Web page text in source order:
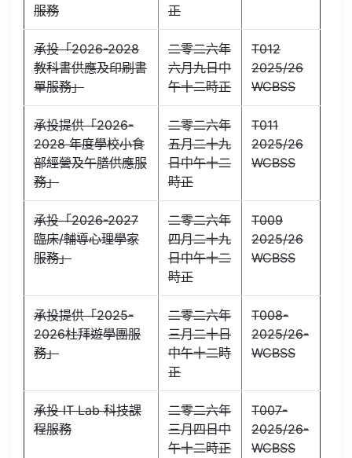
服務
正
承投「2026-2028
教科書供應及印刷書
單服務」
二零二六年
六月九日中
午十二時正
T012
2025/26
WCBSS
承投提供「2026-
2028 年度學校小食
部經營及午膳供應服
務」
二零二六年
五月二十九
日中午十二
時正
T011
2025/26
WCBSS
承投「2026-2027
臨床/輔導心理學家
服務」
二零二六年
四月二十九
日中午十二
時正
T009
2025/26
WCBSS
承投提供「2025-
2026杜拜遊學團服
務」
二零二六年
三月二十日
中午十二時
正
T008-
2025/26-
WCBSS
承投 IT Lab 科技課
程服務
二零二六年
三月四日中
午十二時正
T007-
2025/26-
WCBSS